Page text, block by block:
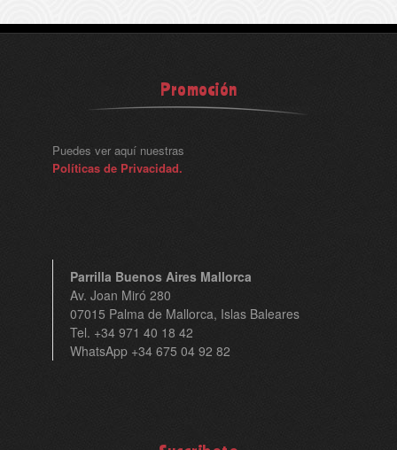
Promoción
Puedes ver aquí nuestras
Políticas de Privacidad.
Parrilla Buenos Aires Mallorca
Av. Joan Miró 280
07015 Palma de Mallorca, Islas Baleares
Tel. +34 971 40 18 42
WhatsApp +34 675 04 92 82